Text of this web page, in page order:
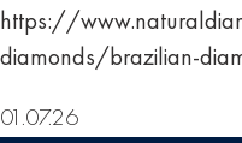
https://
diamonds/brazilian-
01.07.26